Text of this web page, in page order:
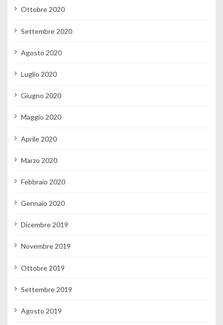
Ottobre 2020
Settembre 2020
Agosto 2020
Luglio 2020
Giugno 2020
Maggio 2020
Aprile 2020
Marzo 2020
Febbraio 2020
Gennaio 2020
Dicembre 2019
Novembre 2019
Ottobre 2019
Settembre 2019
Agosto 2019